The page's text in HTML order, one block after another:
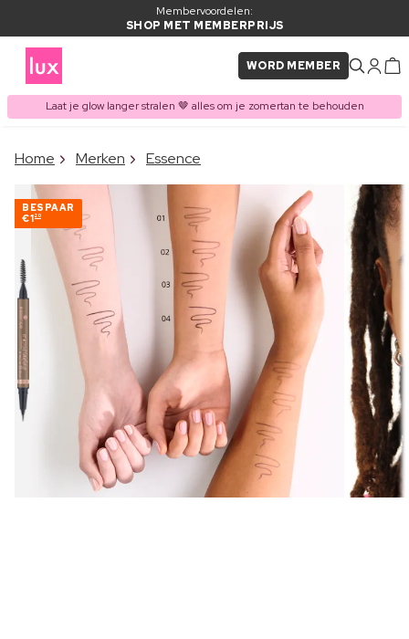
Membervoordelen:
SHOP MET MEMBERPRIJS
WORD MEMBER
Laat je glow langer stralen 🤎 alles om je zomertan te behouden
ITEM TOEGEVOEGD AAN
WINKELMAND
Home Merken Essence
BESPAAR
€120